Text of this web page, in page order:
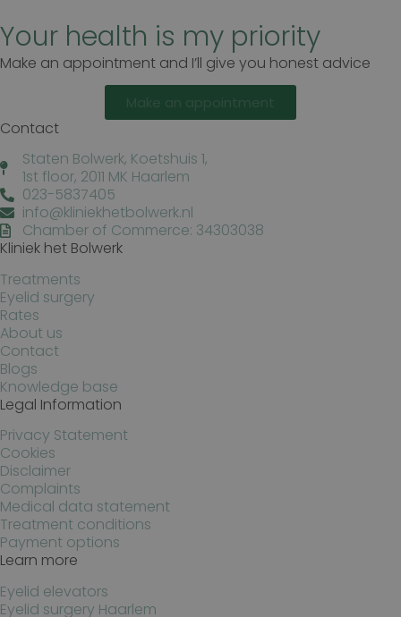
Your health is my priority
Make an appointment and I’ll give you honest advice
Contact
Staten Bolwerk, Koetshuis 1,
1st floor, 2011 MK Haarlem
023-5837405
info@kliniekhetbolwerk.nl
Chamber of Commerce: 34303038
Kliniek het Bolwerk
Treatments
Eyelid surgery
Rates
About us
Contact
Blogs
Knowledge base
Legal Information
Privacy Statement
Cookies
Disclaimer
Complaints
Medical data statement
Treatment conditions
Payment options
Learn more
Eyelid elevators
Eyelid surgery Haarlem
Naam Aanbieder/Domein
wp-
wpml_current_language
OnTheGoSystems
Ltd.
kliniekhetbolwerk.nl
Sessie